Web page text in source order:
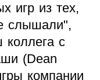
игр из тех,
слышали",
коллега с
(Dean
компании